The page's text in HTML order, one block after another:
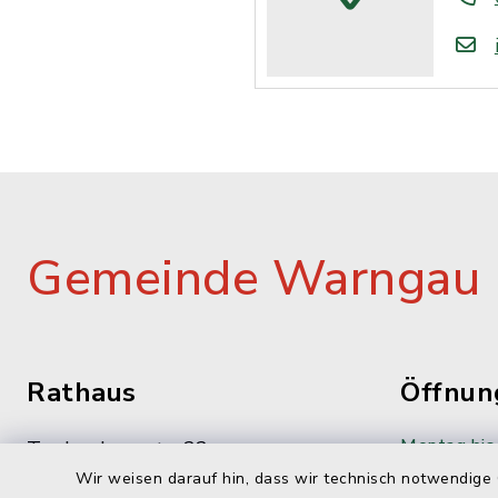
Wir weisen darauf hin, dass wir technisch
Gemeinde Warngau
Rathaus
Taubenbergstr. 33
83627 Oberwarngau
Montag
08:00-